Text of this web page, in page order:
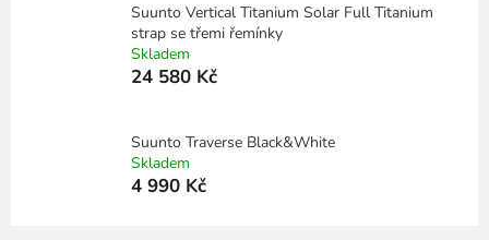
Suunto Vertical Titanium Solar Full Titanium
strap se třemi řemínky
Skladem
24 580 Kč
Suunto Traverse Black&White
Skladem
4 990 Kč